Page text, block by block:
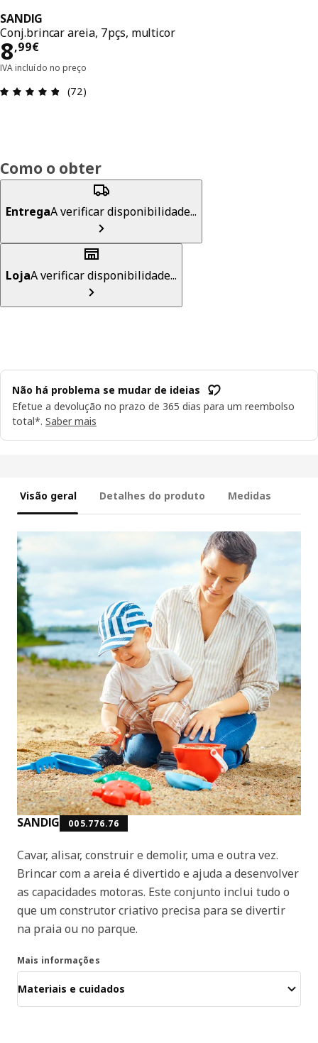
SANDIG
Conj.brincar areia, 7pçs, multicor
8,99€
Preço 8,99€
IVA incluído no preço
Avaliações: 4.8 de 5 estrelas. Total de
(72)
Como o obter
EntregaA verificar disponibilidade...
LojaA verificar disponibilidade...
Não há problema se mudar de ideias
Efetue a devolução no prazo de 365 dias para um reembolso
total*. Saber mais
Visão geral Detalhes do produto Medidas
SANDIG 005.776.76
Cavar, alisar, construir e demolir, uma e outra vez.
Brincar com a areia é divertido e ajuda a desenvolver
as capacidades motoras. Este conjunto inclui tudo o
que um construtor criativo precisa para se divertir
na praia ou no parque.
Mais informações
Materiais e cuidados